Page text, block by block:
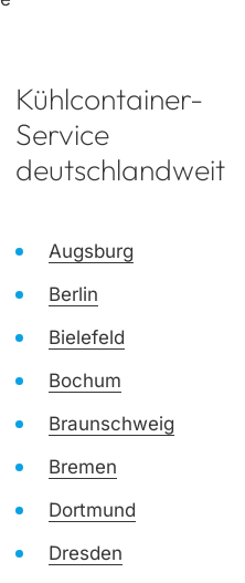
Kühlcontainer-
Service
deutschlandweit
Augsburg
Berlin
Bielefeld
Bochum
Braunschweig
Bremen
Dortmund
Dresden